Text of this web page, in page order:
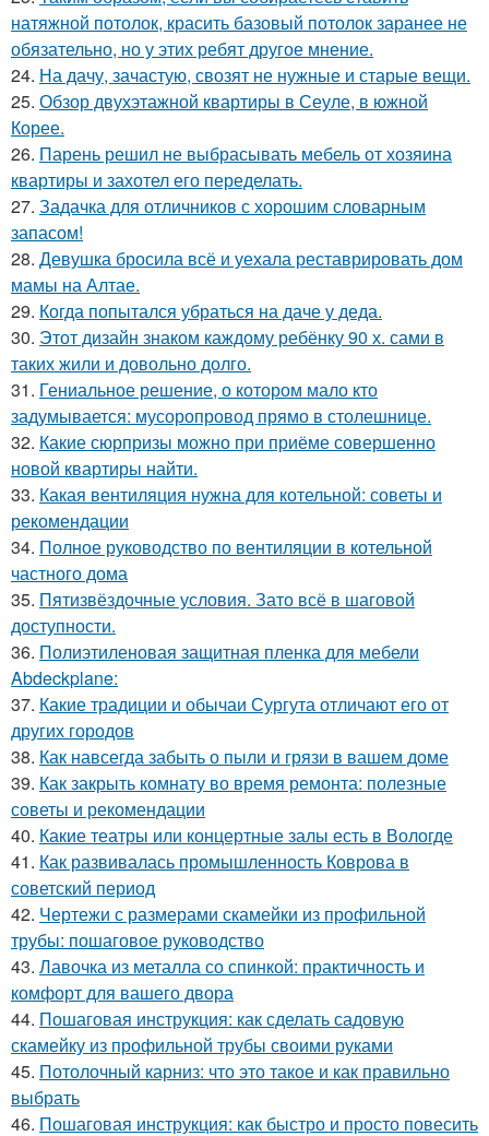
натяжной потолок, красить базовый потолок заранее не
обязательно, но у этих ребят другое мнение.
24. На дачу, зачастую, свозят не нужные и старые вещи.
25. Обзор двухэтажной квартиры в Сеуле, в южной
Корее.
26. Парень решил не выбрасывать мебель от хозяина
квартиры и захотел его переделать.
27. Задачка для отличников с хорошим словарным
запасом!
28. Девушка бросила всё и уехала реставрировать дом
мамы на Алтае.
29. Когда попытался убраться на даче у деда.
30. Этот дизайн знаком каждому ребёнку 90 х. сами в
таких жили и довольно долго.
31. Гениальное решение, о котором мало кто
задумывается: мусоропровод прямо в столешнице.
32. Какие сюрпризы можно при приёме совершенно
новой квартиры найти.
33. Какая вентиляция нужна для котельной: советы и
рекомендации
34. Полное руководство по вентиляции в котельной
частного дома
35. Пятизвёздочные условия. Зато всё в шаговой
доступности.
36. Полиэтиленовая защитная пленка для мебели
Abdeckplane:
37. Какие традиции и обычаи Сургута отличают его от
других городов
38. Как навсегда забыть о пыли и грязи в вашем доме
39. Как закрыть комнату во время ремонта: полезные
советы и рекомендации
40. Какие театры или концертные залы есть в Вологде
41. Как развивалась промышленность Коврова в
советский период
42. Чертежи с размерами скамейки из профильной
трубы: пошаговое руководство
43. Лавочка из металла со спинкой: практичность и
комфорт для вашего двора
44. Пошаговая инструкция: как сделать садовую
скамейку из профильной трубы своими руками
45. Потолочный карниз: что это такое и как правильно
выбрать
46. Пошаговая инструкция: как быстро и просто повесить